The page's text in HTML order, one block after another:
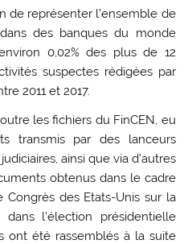
de représenter l’ensemble de
des banques du monde
0,02% des plus de 12
suspectes rédigées par
2011 et 2017.
les fichiers du FinCEN, eu
transmis par des lanceurs
ainsi que via d’autres
obtenus dans le cadre
des Etats-Unis sur la
l’élection présidentielle
ont été rassemblés à la suite